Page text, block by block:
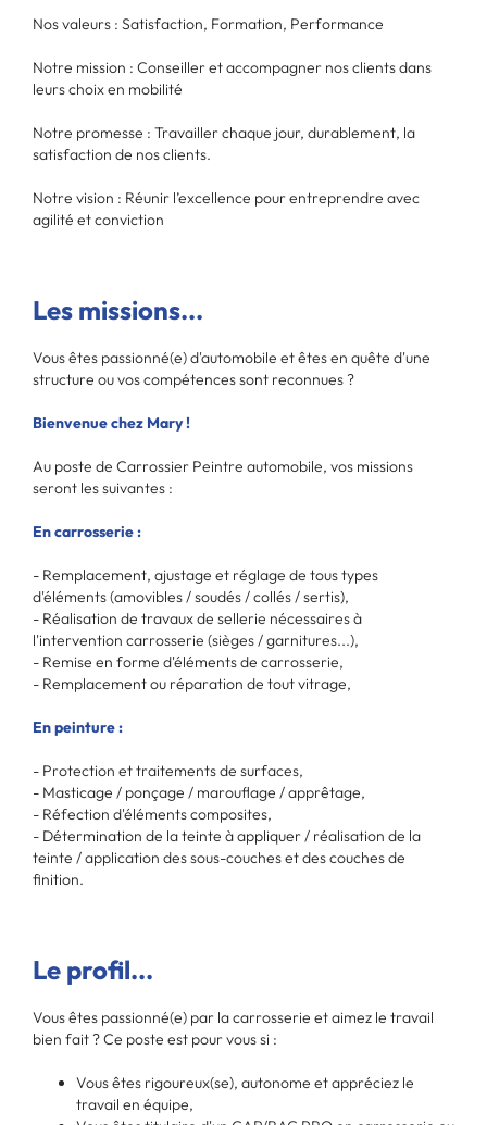
Nos valeurs : Satisfaction, Formation, Performance
Notre mission : Conseiller et accompagner nos clients dans
leurs choix en mobilité
Notre promesse : Travailler chaque jour, durablement, la
satisfaction de nos clients.
Notre vision : Réunir l’excellence pour entreprendre avec
agilité et conviction
Les missions...
Vous êtes passionné(e) d'automobile et êtes en quête d'une
structure ou vos compétences sont reconnues ?
Bienvenue chez Mary !
Au poste de Carrossier Peintre automobile, vos missions
seront les suivantes :
En carrosserie :
- Remplacement, ajustage et réglage de tous types
d'éléments (amovibles / soudés / collés / sertis),
- Réalisation de travaux de sellerie nécessaires à
l'intervention carrosserie (sièges / garnitures...),
- Remise en forme d'éléments de carrosserie,
- Remplacement ou réparation de tout vitrage,
En peinture :
- Protection et traitements de surfaces,
- Masticage / ponçage / marouflage / apprêtage,
- Réfection d'éléments composites,
- Détermination de la teinte à appliquer / réalisation de la
teinte / application des sous-couches et des couches de
finition.
Le profil...
Vous êtes passionné(e) par la carrosserie et aimez le travail
bien fait ? Ce poste est pour vous si :
Vous êtes rigoureux(se), autonome et appréciez le
travail en équipe,